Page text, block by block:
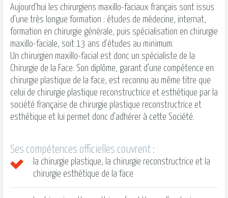
Aujourd'hui les chirurgiens maxillo-faciaux français sont issus
d'une très longue formation : études de médecine, internat,
formation en chirurgie générale, puis spécialisation en chirurgie
maxillo-faciale, soit 13 ans d'études au minimum.
Un chirurgien maxillo-facial est donc un spécialiste de la
Chirurgie de la Face. Son diplôme, garant d'une compétence en
chirurgie plastique de la face, est reconnu au même titre que
celui de chirurgie plastique reconstructrice et esthétique par la
société française de chirurgie plastique reconstructrice et
esthétique et lui permet donc d'adhérer à cette Société.
Ses compétences officielles couvrent :
la chirurgie plastique, la chirurgie reconstructrice et la
chirurgie esthétique de la face